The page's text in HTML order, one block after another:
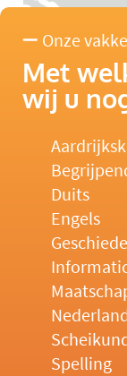
Onze
Met
wij u
Duits
Engels
Spelling